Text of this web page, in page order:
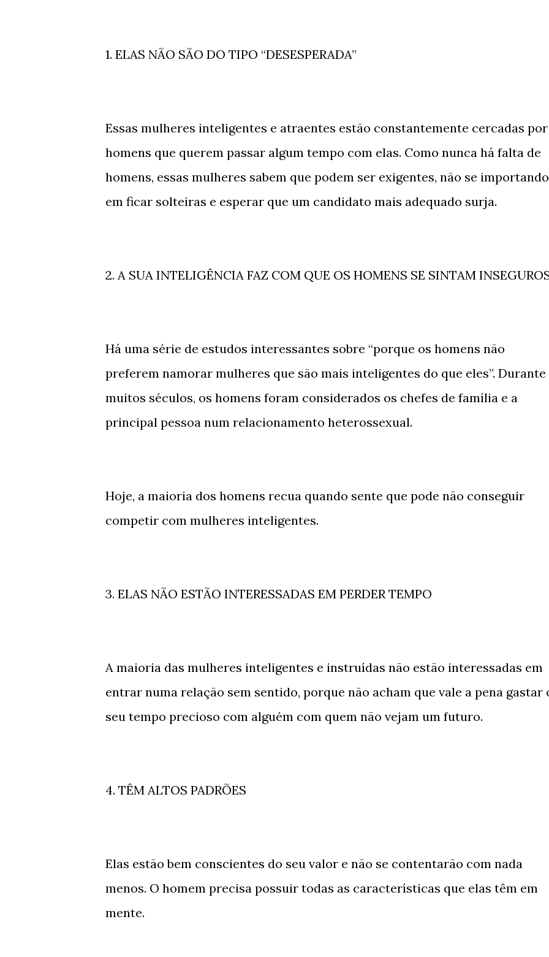
1. ELAS NÃO SÃO DO TIPO “DESESPERADA”
Essas mulheres inteligentes e atraentes estão constantemente cercadas por
homens que querem passar algum tempo com elas. Como nunca há falta de
homens, essas mulheres sabem que podem ser exigentes, não se importando
em ficar solteiras e esperar que um candidato mais adequado surja.
2. A SUA INTELIGÊNCIA FAZ COM QUE OS HOMENS SE SINTAM
Há uma série de estudos interessantes sobre “porque os homens não
preferem namorar mulheres que são mais inteligentes do que eles”. Durante
muitos séculos, os homens foram considerados os chefes de família e a
principal pessoa num relacionamento heterossexual.
Hoje, a maioria dos homens recua quando sente que pode não conseguir
competir com mulheres inteligentes.
3. ELAS NÃO ESTÃO INTERESSADAS EM PERDER TEMPO
A maioria das mulheres inteligentes e instruídas não estão interessadas em
entrar numa relação sem sentido, porque não acham que vale a pena gastar
seu tempo precioso com alguém com quem não vejam um futuro.
4. TÊM ALTOS PADRÕES
Elas estão bem conscientes do seu valor e não se contentarão com nada
menos. O homem precisa possuir todas as características que elas têm em
mente.